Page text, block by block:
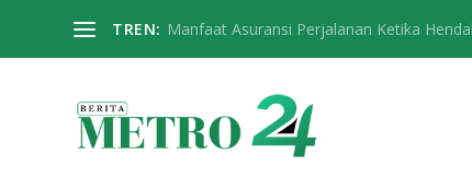
TREN: Manfaat Asuransi Perjalanan Ketika